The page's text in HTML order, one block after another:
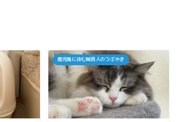
鹿児島に住む関西人のつぶやき